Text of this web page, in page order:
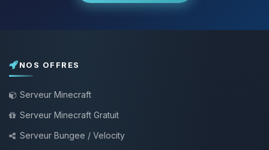
NOS OFFRES
Serveur Minecraft
Serveur Minecraft Gratuit
Serveur Bungee / Velocity